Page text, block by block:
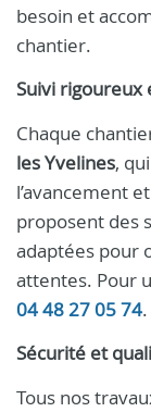
besoin et
chantier.
Suivi rigoureux
Chaque
les Yvelines,
l’avancement
proposent des
adaptées pour
attentes. Pour
04 48 27 05 74.
Sécurité et
Tous nos